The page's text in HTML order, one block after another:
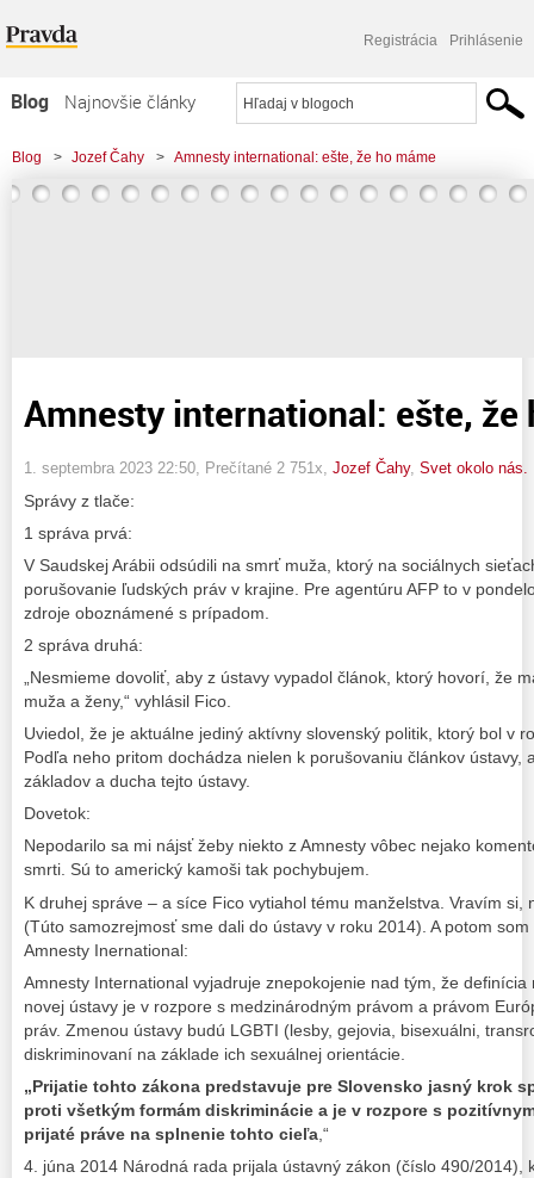
Registrácia Prihlásenie
Blog
Najnovšie články
Najčítanejšie články
Najkomentovanejšie články
Blog > Jozef Čahy > Amnesty international: ešte, že ho máme
Amnesty international: ešte, že
1. septembra 2023 22:50 , Prečítané 2 751x, Jozef Čahy, Svet okolo nás.
Správy z tlače:
1 správa prvá:
V Saudskej Arábii odsúdili na smrť muža, ktorý na sociálnych
porušovanie ľudských práv v krajine. Pre agentúru AFP to v
zdroje oboznámené s prípadom.
2 správa druhá:
„Nesmieme dovoliť, aby z ústavy vypadol článok, ktorý hovorí, že
muža a ženy,“ vyhlásil Fico.
Uviedol, že je aktuálne jediný aktívny slovenský politik, ktorý bol v
Podľa neho pritom dochádza nielen k porušovaniu článkov ústavy,
základov a ducha tejto ústavy.
Dovetok:
Nepodarilo sa mi nájsť žeby niekto z Amnesty vôbec nejako
smrti. Sú to americký kamoši tak pochybujem.
K druhej správe – a síce Fico vytiahol tému manželstva. Vravím si,
(Túto samozrejmosť sme dali do ústavy v roku 2014). A potom
Amnesty Inernational:
Amnesty International vyjadruje znepokojenie nad tým, že
novej ústavy je v rozpore s medzinárodným právom a právom
práv. Zmenou ústavy budú LGBTI (lesby, gejovia, bisexuálni,
diskriminovaní na základe ich sexuálnej orientácie.
„Prijatie tohto zákona predstavuje pre Slovensko jasný krok
proti všetkým formám diskriminácie a je v rozpore s
prijaté práve na splnenie tohto cieľa ,“
4. júna 2014 Národná rada prijala ústavný zákon (číslo 490/